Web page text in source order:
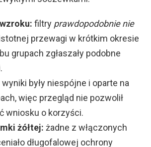
filtry prawdopodobnie nie
przewagi w krótkim okresie
grupach zgłaszały podobne
wyniki były niespójne i oparte na
więc przegląd nie pozwolił
wniosku o korzyści.
żółtej: żadne z włączonych
długofalowej ochrony